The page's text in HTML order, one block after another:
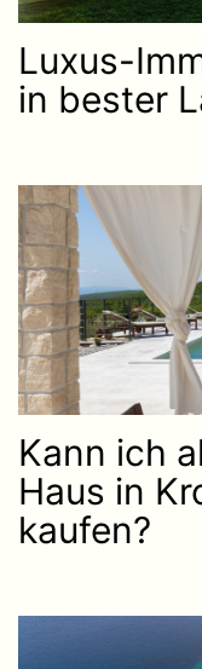
Luxus-
in bester
Kann ich
Haus in
kaufen?